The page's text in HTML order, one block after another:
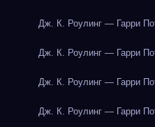
Дж. К. Роулинг — Гарри
Дж. К. Роулинг — Гарри
Дж. К. Роулинг — Гарри
Дж. К. Роулинг — Гарри